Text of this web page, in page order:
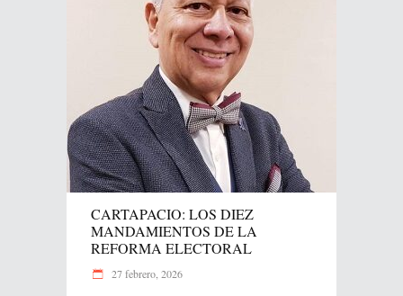
CARTAPACIO: LOS DIEZ
MANDAMIENTOS DE LA
REFORMA ELECTORAL
27 febrero, 2026